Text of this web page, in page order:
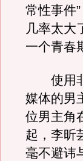
常性事件
几率太大
一个青春
使用非
媒体的男
位男主角
起，李昕
毫不避讳